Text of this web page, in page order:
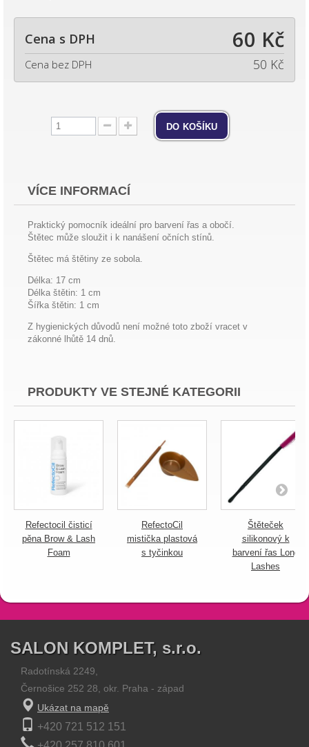
Cena s DPH 60 Kč
Cena bez DPH 50 Kč
do košíku
VÍCE INFORMACÍ
Praktický pomocník ideální pro barvení řas a obočí.
Štětec může sloužit i k nanášení očních stínů.
Štětec má štětiny ze sobola.
Délka: 17 cm
Délka štětin: 1 cm
Šířka štětin: 1 cm
Z hygienických důvodů není možné toto zboží vracet v
zákonné lhůtě 14 dnů.
PRODUKTY VE STEJNÉ KATEGORII
Refectocil čisticí
pěna Brow & Lash
Foam
RefectoCil
mistička plastová
s tyčinkou
Štěteček
silikonový k
barvení řas Long
Lashes
SALON KOMPLET, s.r.o.
Radotínská 2249,
Černošice 252 28, okr. Praha - západ
Ukázat na mapě
+420 721 512 151